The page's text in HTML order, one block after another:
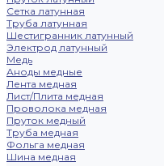
Сетка латунная
Труба латунная
Шестигранник латунный
Электрод латунный
Медь
Аноды медные
Лента медная
Лист/Плита медная
Проволока медная
Пруток медный
Труба медная
Фольга медная
Шина медная